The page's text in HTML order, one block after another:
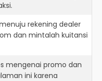
rekening dealer
dan mintalah kuitansi
mengenai promo dan
ini karena